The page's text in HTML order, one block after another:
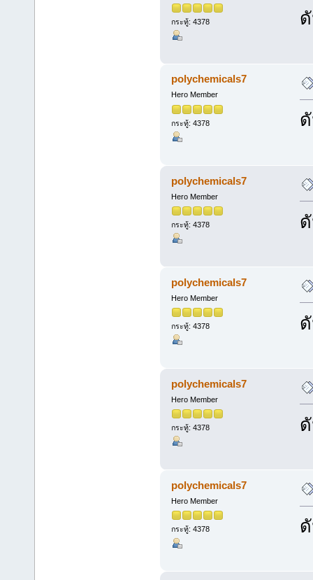
กระทู้: 4378
polychemicals7
Hero Member
กระทู้: 4378
polychemicals7
Hero Member
กระทู้: 4378
polychemicals7
Hero Member
กระทู้: 4378
polychemicals7
Hero Member
กระทู้: 4378
polychemicals7
Hero Member
กระทู้: 4378